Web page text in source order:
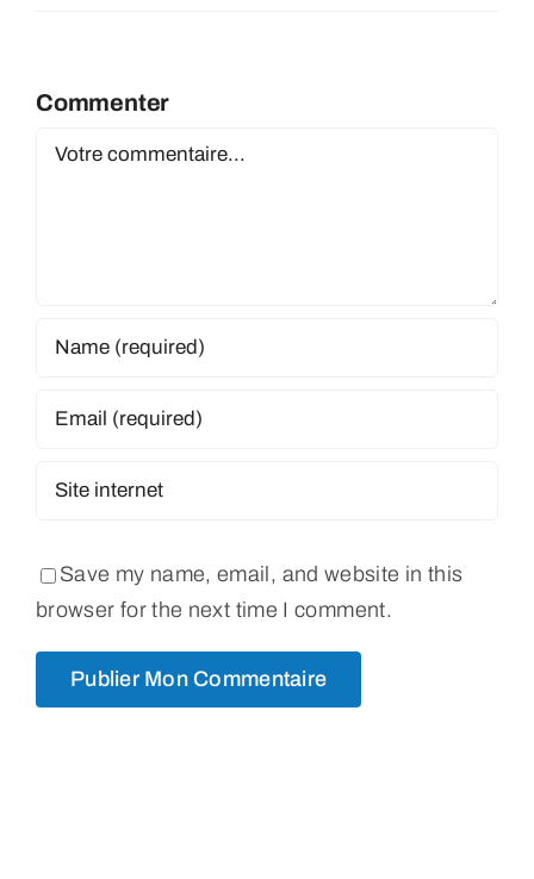
Commenter
Comment
Save my name, email, and website in this
browser for the next time I comment.